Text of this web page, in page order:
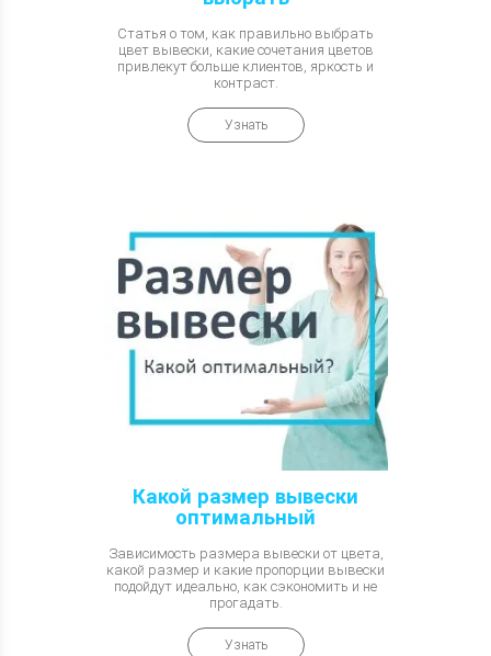
Статья о том, как правильно выбрать
цвет вывески, какие сочетания цветов
привлекут больше клиентов, яркость и
контраст.
Узнать
Какой размер вывески
оптимальный
Зависимость размера вывески от цвета,
какой размер и какие пропорции вывески
подойдут идеально, как сэкономить и не
прогадать.
Узнать